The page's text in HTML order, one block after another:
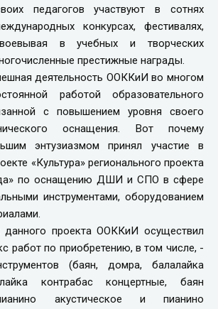
педагогов участвуют в сотнях
конкурсах, фестивалях,
в учебных и творческих
престижные награды.
деятельность ООККиИ во многом
работой образовательного
с повышением уровня своего
оснащения. Вот почему
энтузиазмом принял участие в
«Культура» регионального проекта
по оснащению ДШИ и СПО в сфере
инструментами, оборудованием
проекта ООККиИ осуществил
работ по приобретению, в том числе, -
(баян, домра, балалайка
контрабас концертные, баян
акустическое и пианино